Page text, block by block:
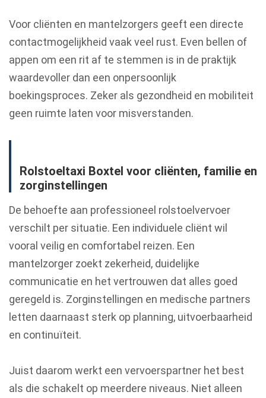
Voor cliënten en mantelzorgers geeft een directe
contactmogelijkheid vaak veel rust. Even bellen of
appen om een rit af te stemmen is in de praktijk
waardevoller dan een onpersoonlijk
boekingsproces. Zeker als gezondheid en mobiliteit
geen ruimte laten voor misverstanden.
Rolstoeltaxi Boxtel voor cliënten, familie en
zorginstellingen
De behoefte aan professioneel rolstoelvervoer
verschilt per situatie. Een individuele cliënt wil
vooral veilig en comfortabel reizen. Een
mantelzorger zoekt zekerheid, duidelijke
communicatie en het vertrouwen dat alles goed
geregeld is. Zorginstellingen en medische partners
letten daarnaast sterk op planning, uitvoerbaarheid
en continuïteit.
Juist daarom werkt een vervoerspartner het best
als die schakelt op meerdere niveaus. Niet alleen